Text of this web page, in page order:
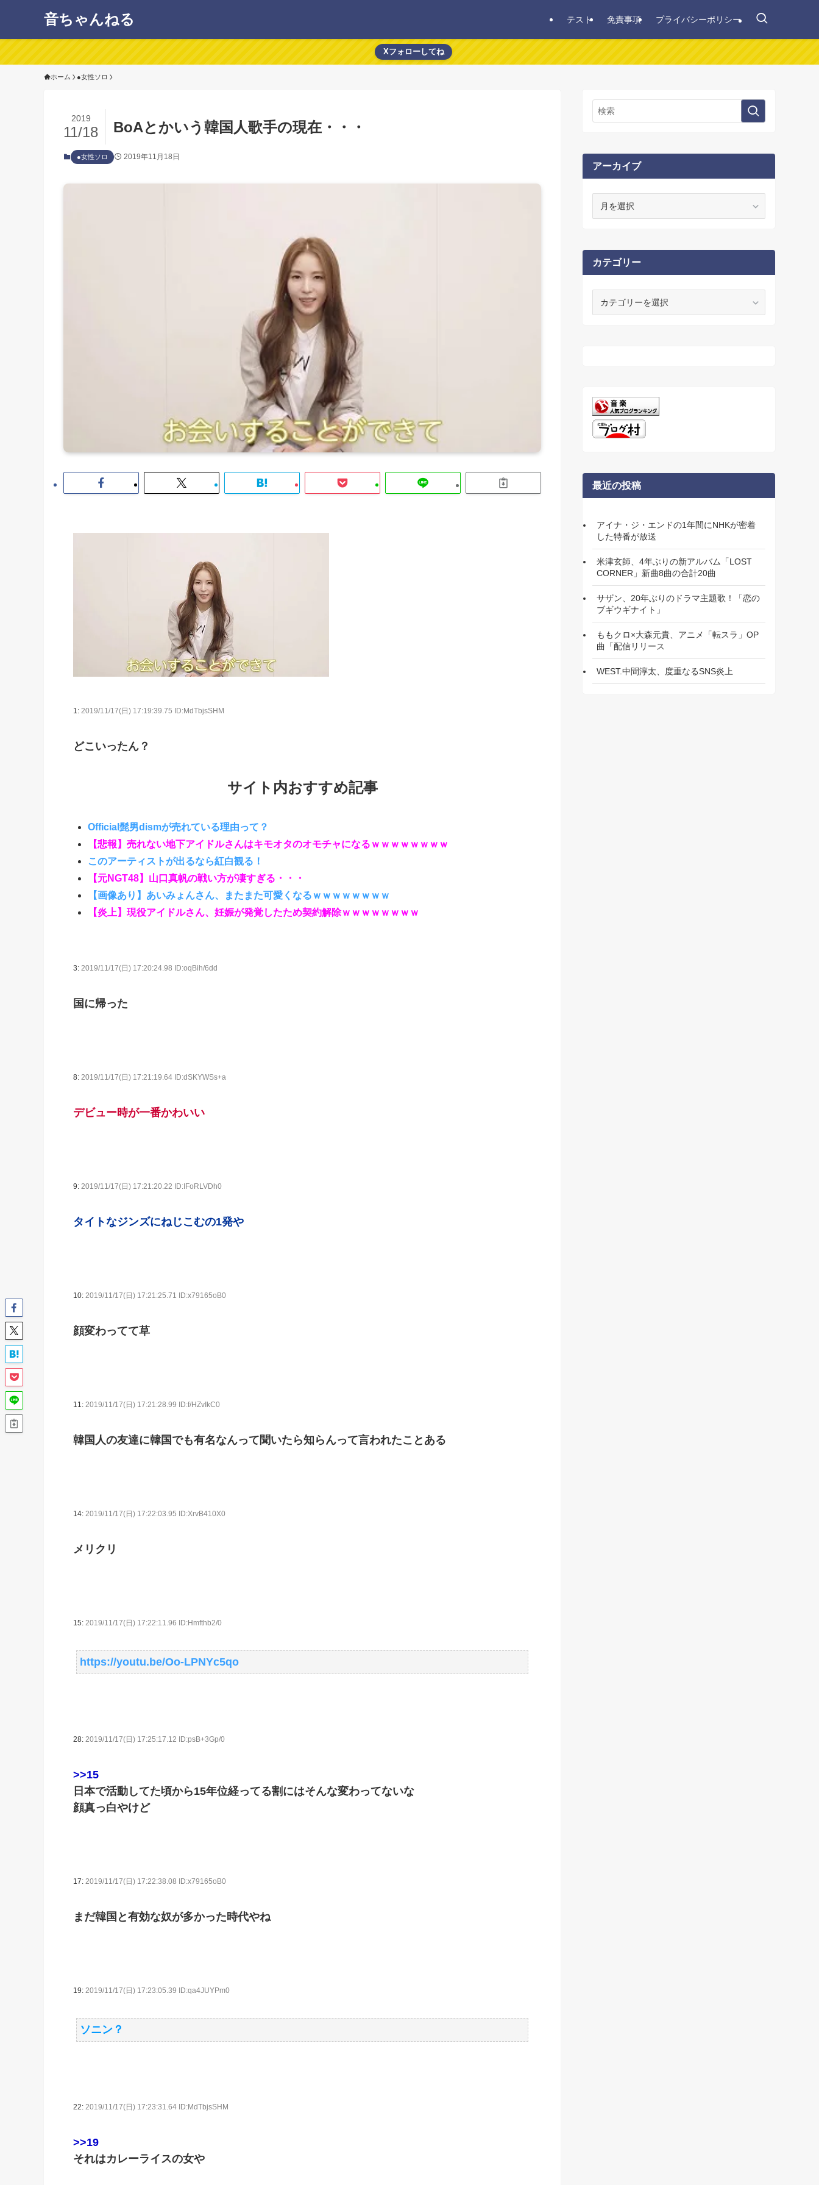
音ちゃんねる テスト 免責事項 プライバシーポリシー
Xフォローしてね
ホーム ●女性ソロ
BoAとかいう韓国人歌手の現在・・・
2019
11/18
●女性ソロ 2019年11月18日
1: 2019/11/17(日) 17:19:39.75 ID:MdTbjsSHM
どこいったん？
サイト内おすすめ記事
Official髭男dismが売れている理由って？
【悲報】売れない地下アイドルさんはキモオタのオモチャになるｗｗｗｗｗｗｗｗ
このアーティストが出るなら紅白観る！
【元NGT48】山口真帆の戦い方が凄すぎる・・・
【画像あり】あいみょんさん、またまた可愛くなるｗｗｗｗｗｗｗｗ
【炎上】現役アイドルさん、妊娠が発覚したため契約解除ｗｗｗｗｗｗｗｗ
3: 2019/11/17(日) 17:20:24.98 ID:oqBih/6dd
国に帰った
8: 2019/11/17(日) 17:21:19.64 ID:dSKYWSs+a
デビュー時が一番かわいい
9: 2019/11/17(日) 17:21:20.22 ID:IFoRLVDh0
タイトなジンズにねじこむの1発や
10: 2019/11/17(日) 17:21:25.71 ID:x79165oB0
顔変わってて草
11: 2019/11/17(日) 17:21:28.99 ID:f/HZvIkC0
韓国人の友達に韓国でも有名なんって聞いたら知らんって言われたことある
14: 2019/11/17(日) 17:22:03.95 ID:XrvB410X0
メリクリ
15: 2019/11/17(日) 17:22:11.96 ID:Hmfthb2/0
https://youtu.be/Oo-LPNYc5qo
28: 2019/11/17(日) 17:25:17.12 ID:psB+3Gp/0
>>15
日本で活動してた頃から15年位経ってる割にはそんな変わってないな
顔真っ白やけど
17: 2019/11/17(日) 17:22:38.08 ID:x79165oB0
まだ韓国と有効な奴が多かった時代やね
19: 2019/11/17(日) 17:23:05.39 ID:qa4JUYPm0
ソニン？
22: 2019/11/17(日) 17:23:31.64 ID:MdTbjsSHM
>>19
それはカレーライスの女や
アーカイブ
ブ
カテゴリー
最近の投稿
アイナ・ジ・エンドの1年間にNHKが密着
した特番が放送
米津玄師、4年ぶりの新アルバム「LOST
CORNER」新曲8曲の合計20曲
サザン、20年ぶりのドラマ主題歌！「恋の
ブギウギナイト」
ももクロ×大森元貴、アニメ「転スラ」OP
曲「配信リリース
WEST.中間淳太、度重なるSNS炎上